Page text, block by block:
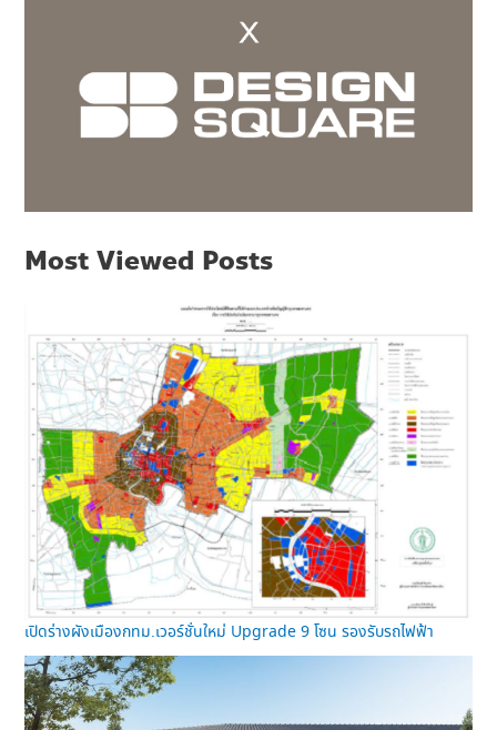
Most Viewed Posts
เปิดร่างผังเมืองกทม.เวอร์ชั่นใหม่ Upgrade 9 โซน รองรับรถไฟฟ้า